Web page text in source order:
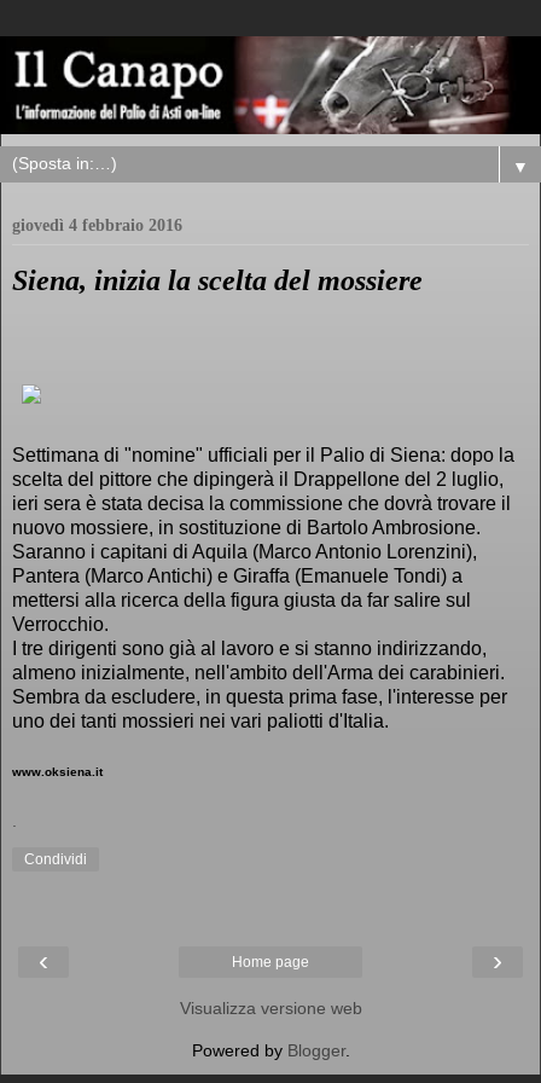
▼
giovedì 4 febbraio 2016
Siena, inizia la scelta del mossiere
Settimana di "nomine" ufficiali per il Palio di Siena: dopo la
scelta del pittore che dipingerà il Drappellone del 2 luglio,
ieri sera è stata decisa la commissione che dovrà trovare il
nuovo mossiere, in sostituzione di Bartolo Ambrosione.
Saranno i capitani di Aquila (Marco Antonio Lorenzini),
Pantera (Marco Antichi) e Giraffa (Emanuele Tondi) a
mettersi alla ricerca della figura giusta da far salire sul
Verrocchio.
I tre dirigenti sono già al lavoro e si stanno indirizzando,
almeno inizialmente, nell'ambito dell'Arma dei carabinieri.
Sembra da escludere, in questa prima fase, l'interesse per
uno dei tanti mossieri nei vari paliotti d'Italia.
www.oksiena.it
.
Condividi
‹ ›
Home page
Visualizza versione web
Powered by Blogger.